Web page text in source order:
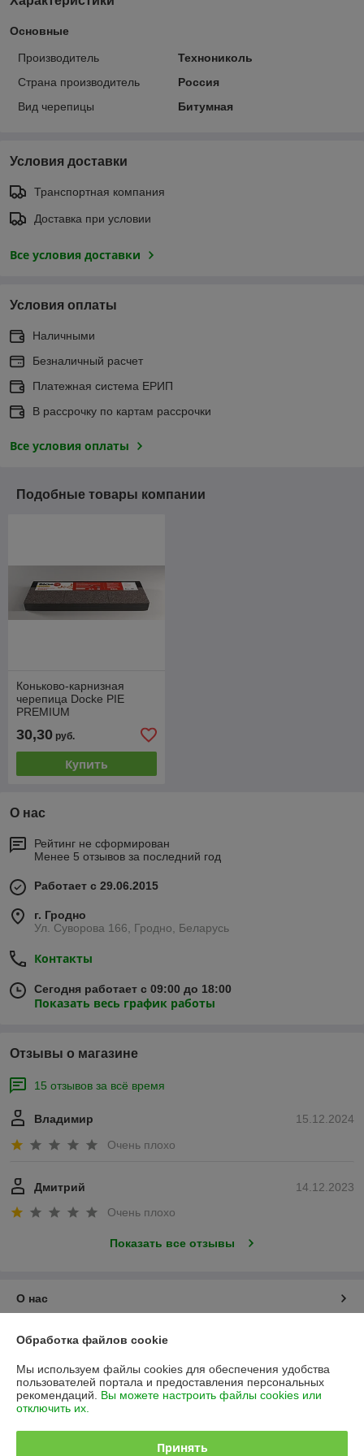
Основные
Производитель
Технониколь
Страна производитель
Россия
Вид черепицы
Битумная
Условия доставки
Транспортная компания
Доставка при условии
Все условия доставки
Условия оплаты
Наличными
Безналичный расчет
Платежная система ЕРИП
В рассрочку по картам рассрочки
Все условия оплаты
Подобные товары компании
Коньково-карнизная
черепица Docke PIE
PREMIUM
30,30 руб.
Купить
О нас
Рейтинг не сформирован
Менее 5 отзывов за последний год
Работает с 29.06.2015
г. Гродно
Ул. Суворова 166, Гродно, Беларусь
Контакты
Сегодня работает с 09:00 до 18:00
Показать весь график работы
Отзывы о магазине
15 отзывов за всё время
15.12.2024
Владимир
Очень плохо
14.12.2023
Дмитрий
Очень плохо
Показать все отзывы
О нас
Контакты
Доставка и оплата
График работы
Обработка файлов cookie
Мы используем файлы cookies для обеспечения удобства
пользователей портала и предоставления персональных
рекомендаций. Вы можете настроить файлы cookies или
отключить их.
Принять